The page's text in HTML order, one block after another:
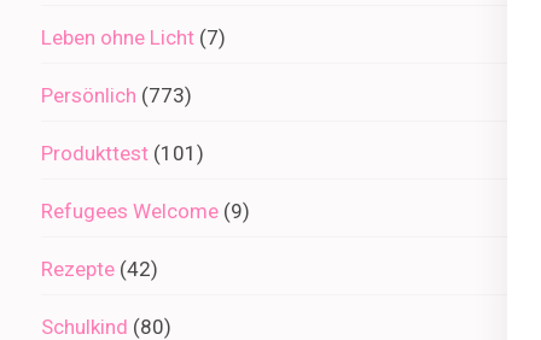
Leben ohne Licht (7)
Persönlich (773)
Produkttest (101)
Refugees Welcome (9)
Rezepte (42)
Schulkind (80)